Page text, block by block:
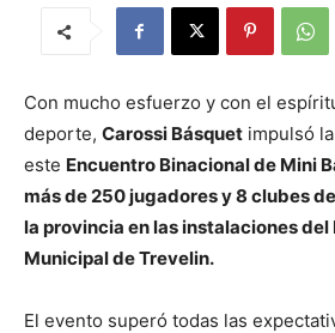
Con mucho esfuerzo y con el
deporte, Carossi Básquet impulsó
este Encuentro Binacional de Mini
más de 250 jugadores y 8 clubes
la provincia en las instalaciones
Municipal de Trevelin.
El evento superó todas las